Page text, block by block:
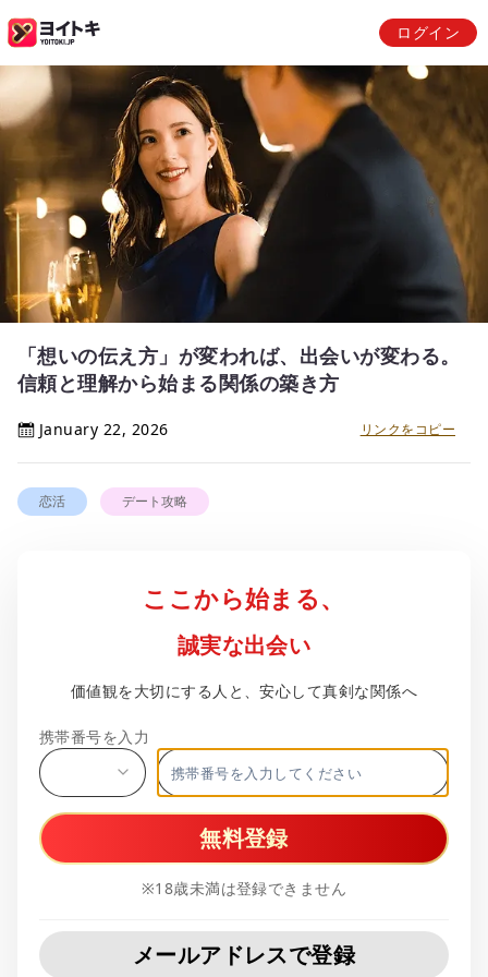
ログイン
「想いの伝え方」が変われば、出会いが変わる。
信頼と理解から始まる関係の築き方
January 22, 2026 リンクをコピー
恋活 デート攻略
ここから始まる、
誠実な出会い
価値観を大切にする人と、安心して真剣な関係へ
携帯番号を入力
無料登録
※18歳未満は登録できません
メールアドレスで登録